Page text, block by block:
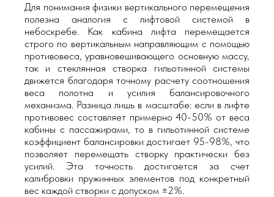
Для понимания физики вертикального перемещения
полезна аналогия с лифтовой системой в
небоскребе. Как кабина лифта перемещается
строго по вертикальным направляющим с помощью
противовеса, уравновешивающего основную массу,
так и стеклянная створка гильотинной системы
движется благодаря точному расчету соотношения
веса полотна и усилия балансировочного
механизма. Разница лишь в масштабе: если в лифте
противовес составляет примерно 40-50% от веса
кабины с пассажирами, то в гильотинной системе
коэффициент балансировки достигает 95-98%, что
позволяет перемещать створку практически без
усилий. Эта точность достигается за счет
калибровки пружинных элементов под конкретный
вес каждой створки с допуском ±2%.